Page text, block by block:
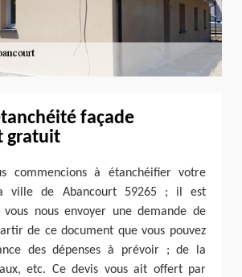
façade
gratuit
commencions à étanchéifier votre
ville de Abancourt 59265 ; il est
vous nous envoyer une demande de
de ce document que vous pouvez
des dépenses à prévoir ; de la
etc. Ce devis vous ait offert par